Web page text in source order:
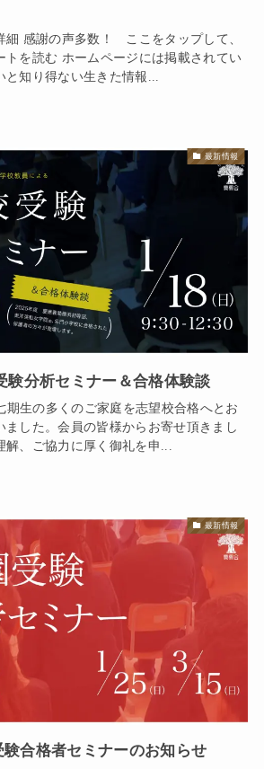
細 感謝の声多数！ ここをタップして、
トを読む ホームページには掲載されてい
と知り得ない生きた情報...
最新情報
験分析セミナー＆合格体験談
期生の多くのご家庭を志望校合格へとお
ました。会員の皆様からお寄せ頂きまし
解、ご協力に厚く御礼を申...
最新情報
合格者セミナーのお知らせ